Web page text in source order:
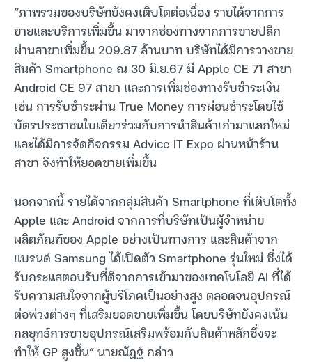
“ภาพรวมของบริษัทยังคงเติบโตต่อเนื่อง รายได้จากการ
ขายและบริการเพิ่มขึ้น มาจากช่องทางจากการขายปลีก
ผ่านสาขาเพิ่มขึ้น 209.87 ล้านบาท บริษัทได้มีการวางขาย
สินค้า Smartphone ณ 30 มิ.ย.67 มี Apple CE 71 สาขา
Android CE 97 สาขา และการเพิ่มช่องทางรับชำระเงิน
เช่น การรับชำระผ่าน True Money การผ่อนชำระโดยใช้
บัตรประชาชนใบเดียวร่วมกับการนำสินค้าเก่ามาแลกใหม่
และได้มีการจัดกิจกรรม Advice IT Expo ผ่านหน้าร้าน
สาขา จึงทำให้ยอดขายเพิ่มขึ้น
นอกจากนี้ รายได้จากกลุ่มสินค้า Smartphone ที่เติบโตทั้ง
Apple และ Android จากการที่บริษัทเป็นผู้จำหน่าย
ผลิตภัณฑ์ของ Apple อย่างเป็นทางการ และสินค้าจาก
แบรนด์ Samsung ได้เปิดตัว Smartphone รุ่นใหม่ ซึ่งได้
รับกระแสตอบรับที่ดีจากการเข้ามาของเทคโนโลยี AI ที่ได้
รับความสนใจจากผู้บริโภคเป็นอย่างสูง ตลอดจนอุปกรณ์
ต่อพ่วงต่างๆ ที่เสริมยอดขายเพิ่มขึ้น โดยบริษัทยังคงเน้น
กลยุทธ์การขายอุปกรณ์เสริมพร้อมกับสินค้าหลักซึ่งจะ
ทำให้ GP สูงขึ้น” นายณัฏฐ์ กล่าว